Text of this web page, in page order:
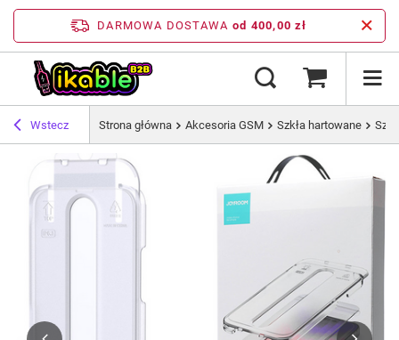
DARMOWA DOSTAWA od 400,00 zł
Wstecz Strona główna Akcesoria GSM Szkła hartowane